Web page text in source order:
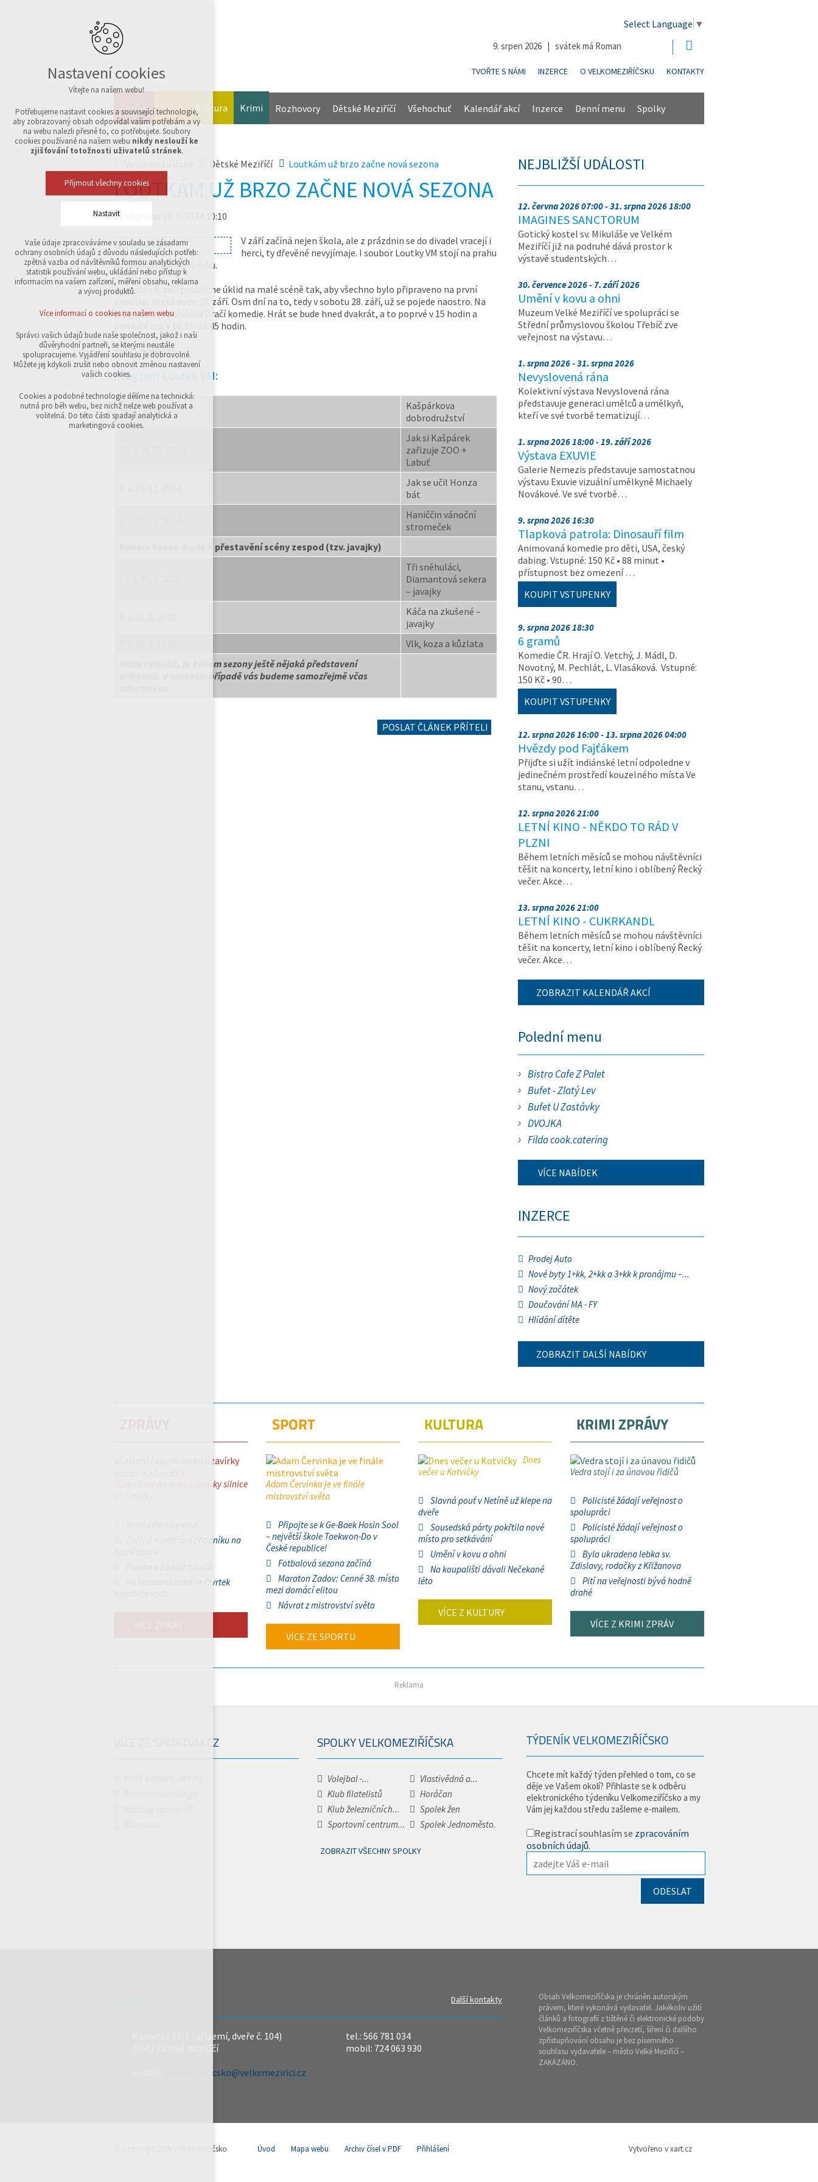
Select Language ▼
9. srpen 2026 | svátek má Roman
TVOŘTE S NÁMI INZERCE O VELKOMEZIŘÍČSKU KONTAKTY
Zprávy Sport Kultura Krimi Rozhovory Dětské Meziříčí Všehochuť Kalendář akcí Inzerce Denní menu Spolky
Dětské Meziříčí Loutkám už brzo začne nová sezona
LOUTKÁM UŽ BRZO ZAČNE NOVÁ SEZONA
Zveřejněno 10. 9. 2024 10:10
V září začíná nejen škola, ale z prázdnin se do divadel vracejí i
herci, ty dřevěné nevyjímaje. I soubor Loutky VM stojí na prahu
nového divadelního roku.
V pondělí 9. září proběhne úklid na malé scéně tak, aby všechno bylo připraveno na první
zkoušku, která bude 20. září. Osm dní na to, tedy v sobotu 28. září, už se pojede naostro. Na
programu je pohádka Dračí komedie. Hrát se bude hned dvakrát, a to poprvé v 15 hodin a
podruhé cca v 16:30–16:45 hodin.
Petr Chňoupek
Program Loutek VM:
28. 9. 2024
Kašpárkova
dobrodružství
Jak si Kašpárek
zařizuje ZOO +
Labuť
Jak se učil Honza
bát
Haniččin vánoční
stromeček
Během Vánoc dojde k přestavění scény zespod (tzv. javajky)
Tři sněhuláci,
Diamantová sekera
– javajky
Káča na zkušené –
javajky
Vlk, koza a kůzlata
Nelze vyloučit, že během sezony ještě nějaká představení
přibydou. V takovém případě vás budeme samozřejmě včas
POSLAT ČLÁNEK PŘÍTELI
NEJBLIŽŠÍ UDÁLOSTI
12. června 2026 07:00 - 31. srpna 2026 18:00
IMAGINES SANCTORUM
Gotický kostel sv. Mikuláše ve Velkém
Meziříčí již na podruhé dává prostor k
výstavě studentských…
30. července 2026 - 7. září 2026
Umění v kovu a ohni
Muzeum Velké Meziříčí ve spolupráci se
Střední průmyslovou školou Třebíč zve
veřejnost na výstavu…
1. srpna 2026 - 31. srpna 2026
Nevyslovená rána
Kolektivní výstava Nevyslovená rána
představuje generaci umělců a umělkyň,
kteří ve své tvorbě tematizují…
1. srpna 2026 18:00 - 19. září 2026
Výstava EXUVIE
Galerie Nemezis představuje samostatnou
výstavu Exuvie vizuální umělkyně Michaely
Novákové. Ve své tvorbě…
9. srpna 2026 16:30
Tlapková patrola: Dinosauří film
Animovaná komedie pro děti, USA, český
dabing. Vstupné: 150 Kč • 88 minut •
přístupnost bez omezení …
KOUPIT VSTUPENKY
9. srpna 2026 18:30
6 gramů
Komedie ČR. Hrají O. Vetchý, J. Mádl, D.
Novotný, M. Pechlát, L. Vlasáková. Vstupné:
150 Kč • 90…
KOUPIT VSTUPENKY
12. srpna 2026 16:00 - 13. srpna 2026 04:00
Hvězdy pod Fajťákem
Přijďte si užít indiánské letní odpoledne v
jedinečném prostředí kouzelného místa Ve
stanu, vstanu…
12. srpna 2026 21:00
LETNÍ KINO - NĚKDO TO RÁD V
PLZNI
Během letních měsíců se mohou návštěvníci
těšit na koncerty, letní kino i oblíbený Řecký
večer. Akce…
13. srpna 2026 21:00
LETNÍ KINO - CUKRKANDL
Během letních měsíců se mohou návštěvníci
těšit na koncerty, letní kino i oblíbený Řecký
večer. Akce…
ZOBRAZIT KALENDÁŘ AKCÍ
Polední menu
Bistro Cafe Z Palet
Bufet - Zlatý Lev
Bufet U Zastávky
DVOJKA
Filda cook.catering
VÍCE NABÍDEK
INZERCE
Prodej Auto
Nové byty 1+kk, 2+kk a 3+kk k pronájmu –...
Nový začátek
Doučování MA - FY
Hlídání dítěte
ZOBRAZIT DALŠÍ NABÍDKY
Jízdní řady po dobu uzavírky silnice
Začíná rozebírání chodníku na
Na Hornoměstské ve čtvrtek
SPORT
Adam Červinka je ve finále
mistrovství světa
Připojte se k Ge-Baek Hosin Sool
– největší škole Taekwon-Do v
České republice!
Fotbalová sezona začíná
Maraton Zadov: Cenné 38. místo
mezi domácí elitou
Návrat z mistrovství světa
VÍCE ZE SPORTU
KULTURA
Dnes
večer u Kotvičky
Slavná pouť v Netíně už klepe na
dveře
Sousedská párty pokřtila nové
místo pro setkávání
Umění v kovu a ohni
Na koupališti dávali Nečekané
léto
VÍCE Z KULTURY
KRIMI ZPRÁVY
Vedra stojí i za únavou řidičů
Policisté žádají veřejnost o
spolupráci
Policisté žádají veřejnost o
spolupráci
Byla ukradena lebka sv.
Zdislavy, rodačky z Křižanova
Pití na veřejnosti bývá hodně
drahé
VÍCE Z KRIMI ZPRÁV
Reklama
VÍCE ZE SPORTVM.CZ SPOLKY VELKOMEZIŘÍČSKA
Volejbal -...
Vlastivědná a...
Klub filatelistů
Horáčan
Klub železničních...
Spolek žen
Sportovní centrum...
Spolek Jednoměsto.
ZOBRAZIT VŠECHNY SPOLKY
TÝDENÍK VELKOMEZIŘÍČSKO
Chcete mít každý týden přehled o tom, co se
děje ve Vašem okolí? Přihlaste se k odběru
elektronického týdeníku Velkomeziříčsko a my
Vám jej každou středu zašleme e-mailem.
Registrací souhlasím se zpracováním
osobních údajů.
Další kontakty
Radnická 29/1 (přízemí, dveře č. 104)
594 13 Velké Meziříčí
velkomeziricsko@velkemezirici.cz
tel.: 566 781 034
mobil: 724 063 930
Obsah Velkomeziříčska je chráněn autorským
právem, které vykonává vydavatel. Jakékoliv užití
článků a fotografií z tištěné či elektronické podoby
Velkomeziříčska včetně převzetí, šíření či dalšího
zpřístupňování obsahu je bez písemného
souhlasu vydavatele – město Velké Meziříčí –
ZAKÁZÁNO.
© Copyright 2026 Velkomeziříčsko Úvod Mapa webu Archiv čísel v PDF Přihlášení Vytvořeno v xart.cz
Nastavení cookies
Vítejte na našem webu!
Potřebujeme nastavit cookies a související technologie,
aby zobrazovaný obsah odpovídal vašim potřebám a vy
na webu nalezli přesně to, co potřebujete. Soubory
cookies používané na našem webu nikdy neslouží ke
zjišťování totožnosti uživatelů stránek.
Přijmout všechny cookies
Nastavit
Technická cookies
nutná pro provozování webu
udržení kontextu stránek (session): případná
přihlášení, volby jazyka, apod.
analytická pro anonymizované vyhodnocení
návštěvnosti
marketingová cookies (Google,Sklik)
Více informací o cookies na našem webu
Přijmout všechny cookies
Odmítnout vše
Vaše údaje zpracováváme v souladu se zásadami
ochrany osobních údajů z důvodu následujících potřeb:
zpětná vazba od návštěvníků formou analytických
statistik používání webu, ukládání nebo přístup k
informacím na vašem zařízení, měření obsahu, reklama
a vývoj produktů.
Více informací o cookies na našem webu
Správci vašich údajů bude naše společnost, jakož i naši
důvěryhodní partneři, se kterými neustále
spolupracujeme. Vyjádření souhlasu je dobrovolné.
Můžete jej kdykoli zrušit nebo obnovit změnou nastavení
vašich cookies.
Cookies a podobné technologie dělíme na technická:
nutná pro běh webu, bez nichž nelze web používat a
volitelná. Do této části spadají analytická a
marketingová cookies.